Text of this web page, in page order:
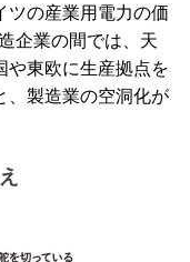
ツの産業用電力の価
企業の間では、天
や東欧に生産拠点を
、製造業の空洞化が